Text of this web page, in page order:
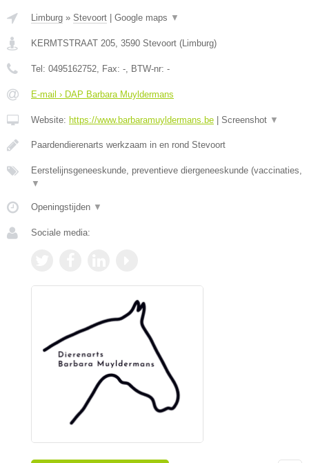
Limburg » Stevoort Google maps ▼
KERMTSTRAAT 205 3590 Stevoort ( Limburg)
Tel: 0495162752 , Fax: - , BTW-nr: -
E-mail › DAP Barbara Muyldermans
Website: https://www.barbaramuyldermans.be Screenshot ▼
Paardendierenarts werkzaam in en rond Stevoort
Eerstelijnsgeneeskunde, preventieve diergeneeskunde (vaccinaties,
▼
Openingstijden ▼
Sociale media: